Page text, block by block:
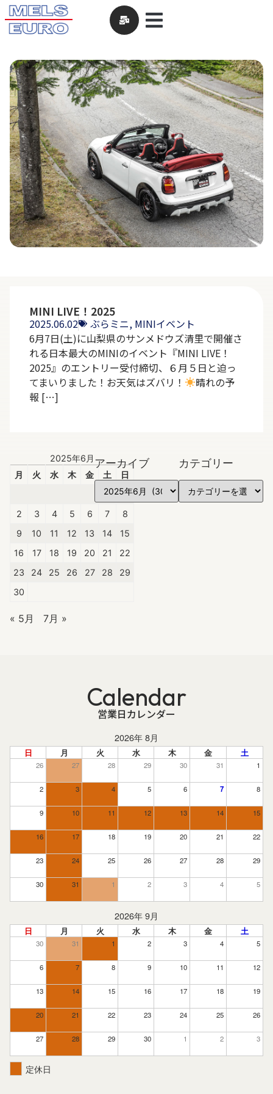
MINI LIVE！2025
2025.06.02 ぶらミニ, MINIイベント
6月7日(土)に山梨県のサンメドウズ清里で開催さ
れる日本最大のMINIのイベント『MINI LIVE！
2025』のエントリー受付締切、６月５日と迫っ
てまいりました！お天気はズバリ！
晴れの予
報 […]
2025年6月
月
火 水 木 金 土
日
1
2
3 4 5 6 7
8
9
10 11 12 13 14
15
16
17 18 19 20 21
22
23
24 25 26 27 28
29
30
« 5月 7月 »
アーカイブ カテゴリー
Calendar
営業日カレンダー
2026年 8月
日 月 火 水 木 金 土
26 27 28 29 30 31 1
2 3 4 5 6 7 8
9 10 11 12 13 14 15
16 17 18 19 20 21 22
23 24 25 26 27 28 29
30 31 1 2 3 4 5
2026年 9月
日 月 火 水 木 金 土
30 31 1 2 3 4 5
6 7 8 9 10 11 12
13 14 15 16 17 18 19
20 21 22 23 24 25 26
27 28 29 30 1 2 3
定休日